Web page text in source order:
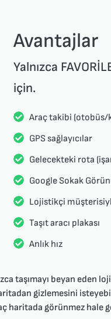
Avantajlar
Yalnızca
için.
Araç takibi (otobüs/
GPS sağlayıcılar
Gelecekteki rota
Google Sokak
Lojistikçi
Taşıt aracı plakası
Anlık hız
taşımayı beyan eden
gizlemesini
haritada görünmez hale